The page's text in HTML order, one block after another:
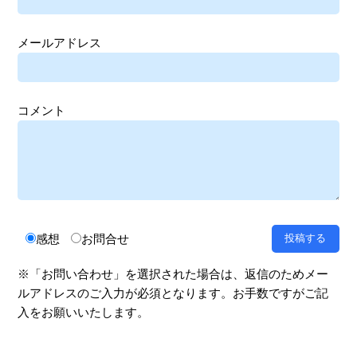
メールアドレス
コメント
感想 お問合せ
※「お問い合わせ」を選択された場合は、返信のためメー
ルアドレスのご入力が必須となります。お手数ですがご記
入をお願いいたします。